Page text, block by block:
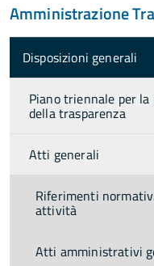
Amministrazione
Disposizioni generali
Piano triennale per
della trasparenza
Atti generali
Riferimenti
attività
Atti amministrativi